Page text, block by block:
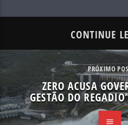
CONTINUE
PRÓXIMO
ZERO ACUSA
GESTÃO DO